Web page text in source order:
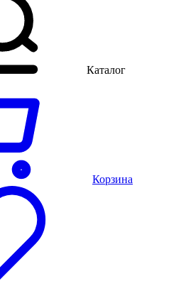
Каталог
Корзина